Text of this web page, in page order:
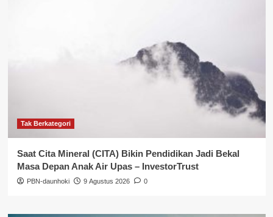
Tak Berkategori
Saat Cita Mineral (CITA) Bikin Pendidikan Jadi Bekal
Masa Depan Anak Air Upas – InvestorTrust
PBN-daunhoki 9 Agustus 2026 0